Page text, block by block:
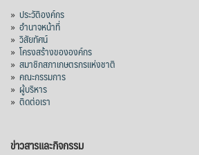
1,205 ล้านดอลลาร์สหรัฐ (ประมาณ
38,003.15 ล้านบาท) ลดลง 27.69%
ปรับตัวลดลงตามสภาวะเศรษฐกิจและการค้า
โลก โดยตลาดส่งออกสำคัญ จีน ส่งออกได้
1.52 ล้านตัน ลด 61.71%
» ประวัติองค์กร
» อำนาจหน้าที่
» วิสัยทัศน์
» โครงสร้างขององค์กร
» สมาชิกสภาเกษตรกรแห่งชาติ
» คณะกรรมการ
» ผู้บริหาร
» ติดต่อเรา
ข่าวสารและกิจกรรม